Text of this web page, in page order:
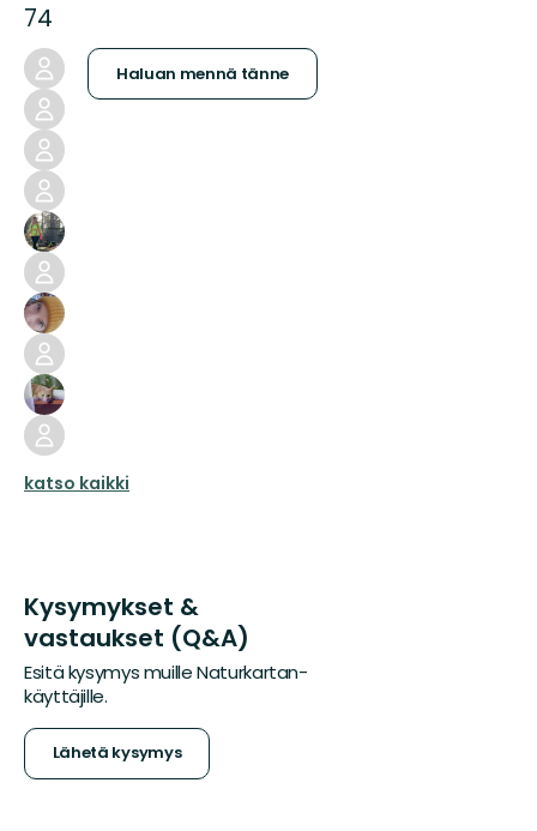
74
Haluan mennä tänne
katso kaikki
Kysymykset &
vastaukset (Q&A)
Esitä kysymys muille Naturkartan-
käyttäjille.
Lähetä kysymys